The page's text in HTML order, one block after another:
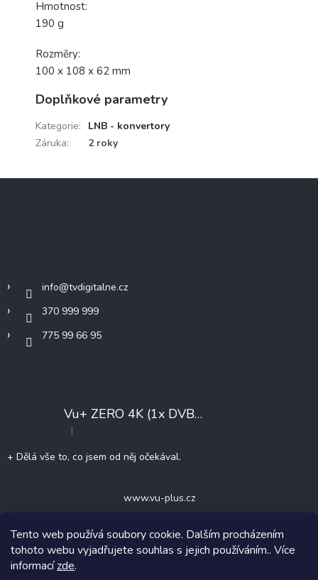
Tento web používá soubory cookie. Dalším procházením
tohoto webu vyjadřujete souhlas s jejich používáním.. Více
informacízde.
Hmotnost:
190 g
Rozměry:
100 x 108 x 62 mm
Doplňkové parametry
Kategorie:
LNB - konvertory
Záruka: 2 roky
info@tvdigitalne.cz
370 999 999
775 99 66 95
Vu+ ZERO 4K (1x DVB-T2/C)
Hodnocení produktu je 5 z 5 hvězdiček.
|
+ Dělá vše to, co jsem od něj očekával.
www.vu-plus.cz